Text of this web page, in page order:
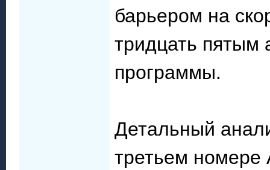
барьером на
тридцать
программы.
Детальный
третьем номере